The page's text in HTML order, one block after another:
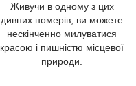
Живучи в одному з цих
дивних номерів, ви можете
нескінченно милуватися
красою і пишністю місцевої
природи.